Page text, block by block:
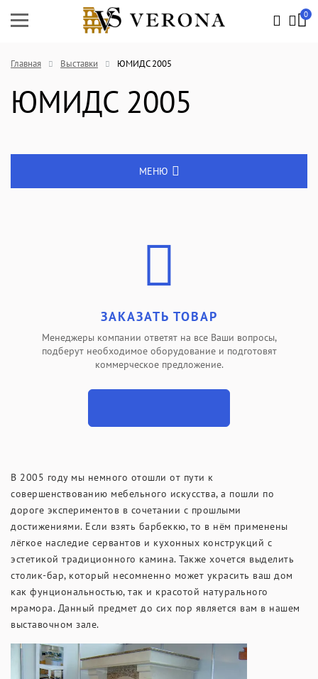
0
Главная Выставки ЮМИДС 2005
ЮМИДС 2005
МЕНЮ
ЗАКАЗАТЬ ТОВАР
Менеджеры компании ответят на все Ваши вопросы,
подберут необходимое оборудование и подготовят
коммерческое предложение.
В 2005 году мы немного отошли от пути к
совершенствованию мебельного искусства, а пошли по
дороге экспериментов в сочетании с прошлыми
достижениями. Если взять барбеккю, то в нём применены
лёгкое наследие сервантов и кухонных конструкций с
эстетикой традиционного камина. Также хочется выделить
столик-бар, который несомненно может украсить ваш дом
как фунциональностью, так и красотой натурального
мрамора. Данный предмет до сих пор является вам в нашем
выставочном зале.